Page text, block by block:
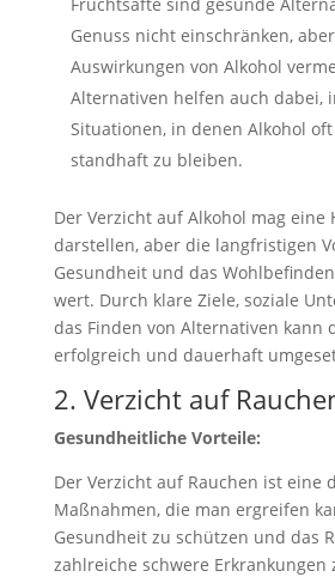
Genuss nicht einschränken,
Auswirkungen von Alkohol
Alternativen helfen auch dabei,
Situationen, in denen Alkohol
standhaft zu bleiben.
Der Verzicht auf Alkohol mag
darstellen, aber die langfristigen
Gesundheit und das
wert. Durch klare Ziele, soziale
das Finden von Alternativen kann
erfolgreich und dauerhaft
2. Verzicht auf
Gesundheitliche Vorteile:
Der Verzicht auf Rauchen ist eine
Maßnahmen, die man ergreifen
Gesundheit zu schützen und das
zahlreiche schwere Erkrankungen